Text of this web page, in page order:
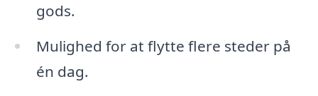
gods.
Mulighed for at flytte flere steder på
én dag.